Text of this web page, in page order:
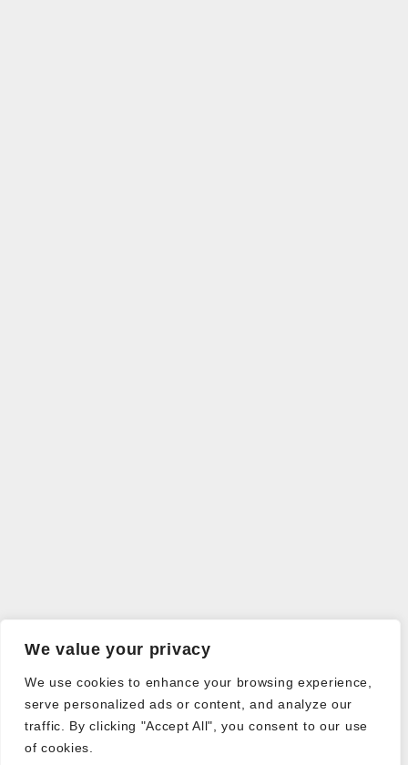
We value your privacy
We use cookies to enhance your browsing experience,
serve personalized ads or content, and analyze our
traffic. By clicking "Accept All", you consent to our use
of cookies.